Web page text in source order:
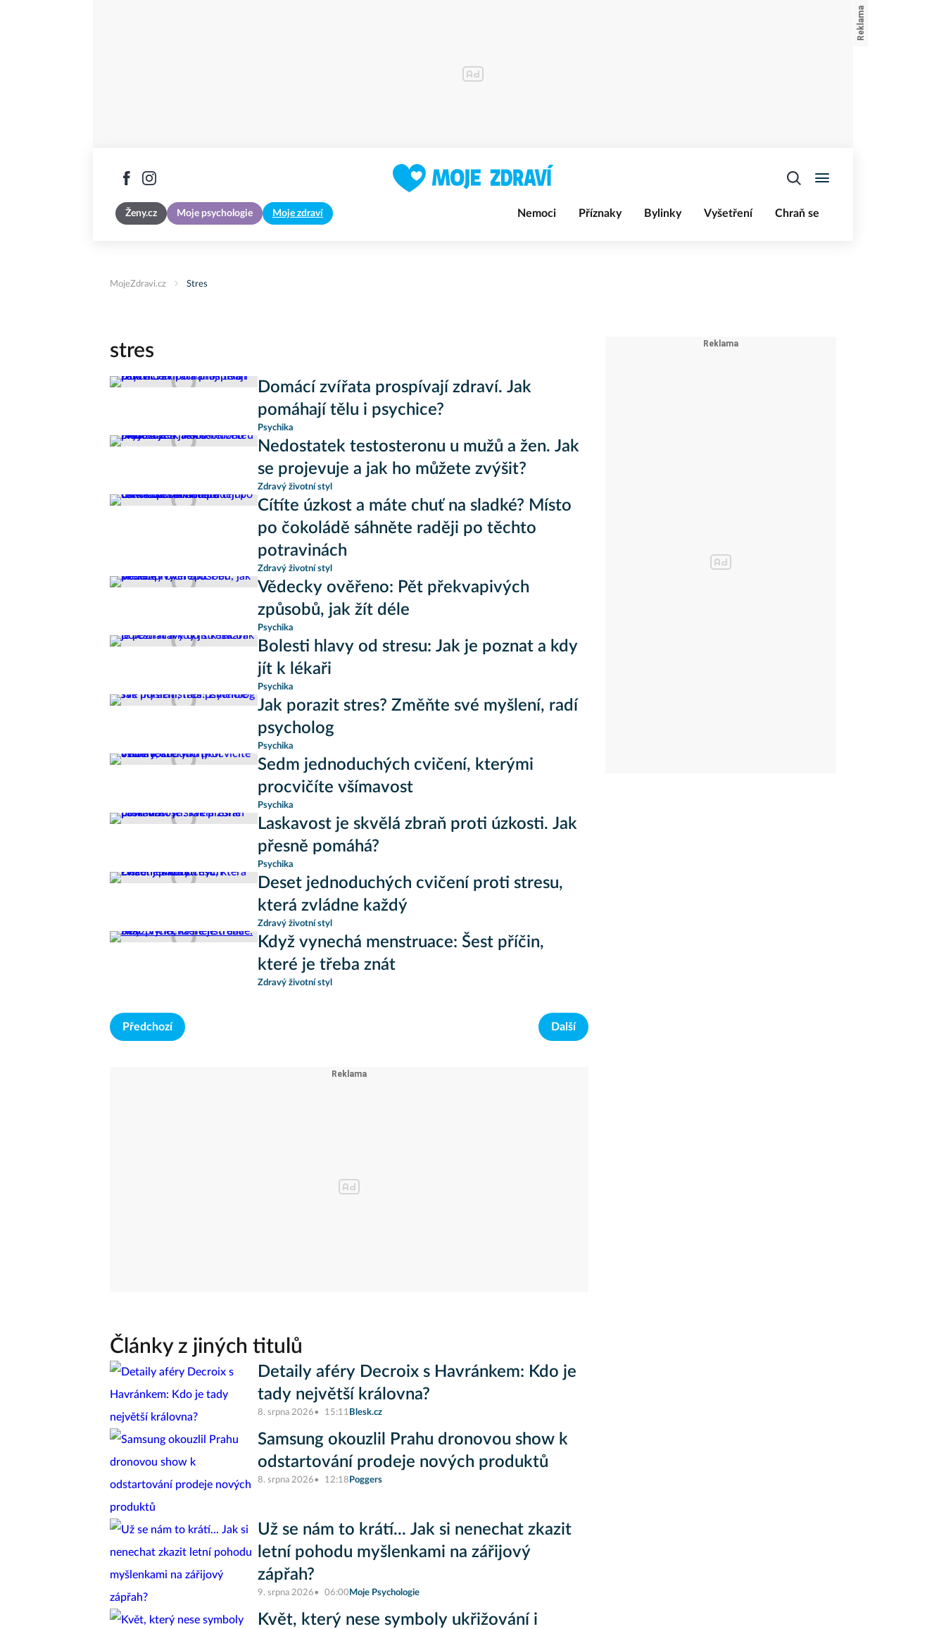
Ženy.cz Moje psychologie Moje zdraví Nemoci Příznaky Bylinky Vyšetření Chraň se
MojeZdravi.cz Stres
stres
Domácí zvířata prospívají zdraví. Jak
pomáhají tělu i psychice?
Psychika
Nedostatek testosteronu u mužů a žen. Jak
se projevuje a jak ho můžete zvýšit?
Zdravý životní styl
Cítíte úzkost a máte chuť na sladké? Místo
po čokoládě sáhněte raději po těchto
potravinách
Zdravý životní styl
Vědecky ověřeno: Pět překvapivých
způsobů, jak žít déle
Psychika
Bolesti hlavy od stresu: Jak je poznat a kdy
jít k lékaři
Psychika
Jak porazit stres? Změňte své myšlení, radí
psycholog
Psychika
Sedm jednoduchých cvičení, kterými
procvičíte všímavost
Psychika
Laskavost je skvělá zbraň proti úzkosti. Jak
přesně pomáhá?
Psychika
Deset jednoduchých cvičení proti stresu,
která zvládne každý
Zdravý životní styl
Když vynechá menstruace: Šest příčin,
které je třeba znát
Zdravý životní styl
Předchozí Další
Články z jiných titulů
Detaily aféry Decroix s Havránkem: Kdo je
tady největší královna?
8. srpna 2026 15:11 Blesk.cz
Samsung okouzlil Prahu dronovou show k
odstartování prodeje nových produktů
8. srpna 2026 12:18 Poggers
Už se nám to krátí... Jak si nenechat zkazit
letní pohodu myšlenkami na zářijový
zápřah?
9. srpna 2026 06:00 Moje Psychologie
Květ, který nese symboly ukřižování i